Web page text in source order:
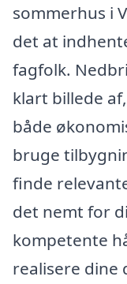
sommerhus i
det at
fagfolk.
klart billede
både
bruge
finde
det nemt for
kompetente
realisere dine